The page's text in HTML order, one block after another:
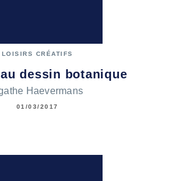
LOISIRS CRÉATIFS
dessin botanique
Haevermans
01/03/2017